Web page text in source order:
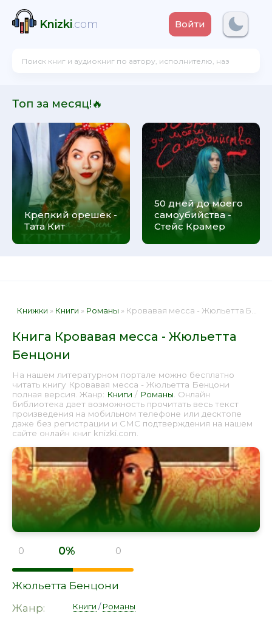
Knizki.com Войти
Топ за месяц!🔥
Крепкий орешек -
Тата Кит
50 дней до моего
самоубийства -
Стейс Крамер
Книжки » Книги » Романы » Кровавая месса - Жюльетта Бенцони 📕 - Книга онлайн бесплатно
Книга Кровавая месса - Жюльетта
Бенцони
На нашем литературном портале можно бесплатно
читать книгу Кровавая месса - Жюльетта Бенцони
полная версия. Жанр: Книги / Романы . Онлайн
библиотека дает возможность прочитать весь текст
произведения на мобильном телефоне или десктопе
даже без регистрации и СМС подтверждения на нашем
сайте онлайн книг knizki.com.
0 0% 0
Жюльетта Бенцони
Жанр:
Книги /Романы